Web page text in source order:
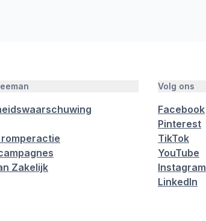
Zakelijk
Volg ons
Facebook
Pinterest
TikTok
YouTube
Instagram
LinkedIn